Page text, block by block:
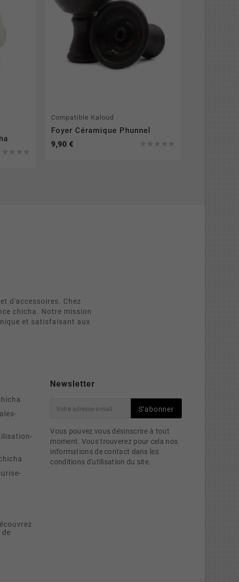
Compatible Kaloud
Foyer Céramique Phunnel
9,90 €
d'accessoires. Chez
chicha. Notre mission
et satisfaisant aux
de
Newsletter
S’abonner
Vous pouvez vous désinscrire à tout
moment. Vous trouverez pour cela nos
informations de contact dans les
conditions d'utilisation du site.